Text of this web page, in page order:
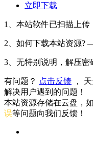
立即下载
1、本站软件已扫描上传
2、 如何下载本站资源?
3、无特别说明，解压密
有问题？ 点击反馈
，
解决用户遇到的问题！
本站资源存储在云盘，
误等问题向我们反馈！